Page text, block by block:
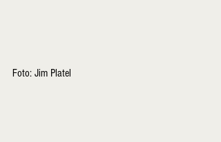
Foto: Jim Platel